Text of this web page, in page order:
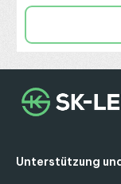
Unterstützung